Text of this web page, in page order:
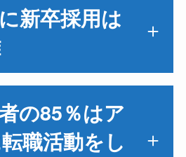
新卒採用は
の85％はア
職活動をし